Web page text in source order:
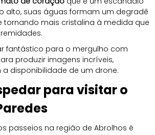
alto, suas águas formam um degradê
tornando mais cristalina à medida que
fantástico para o mergulho com
produzir imagens incríveis,
disponibilidade de um drone.
para visitar o
passeios na região de Abrolhos é